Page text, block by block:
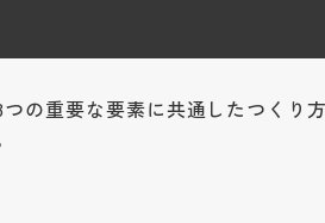
の重要な要素に共通したつくり